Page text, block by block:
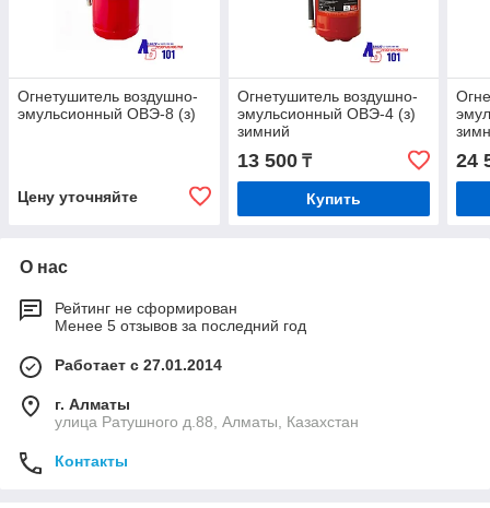
Огнетушитель воздушно-
эмульсионный ОВЭ-8 (з)
Цену уточняйте
Огнетушитель воздушно-
эмульсионный ОВЭ-4 (з)
зимний
13 500₸
Купить
24
О нас
Рейтинг не сформирован
Менее 5 отзывов за последний год
Работает с 27.01.2014
г. Алматы
улица Ратушного д.88, Алматы, Казахстан
Контакты